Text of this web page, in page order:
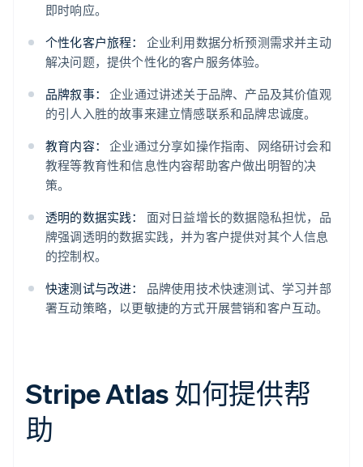
即时响应。
个性化客户旅程：
企业利用数据分析预测需求并主动
解决问题，提供个性化的客户服务体验。
品牌叙事：
企业通过讲述关于品牌、产品及其价值观
的引人入胜的故事来建立情感联系和品牌忠诚度。
教育内容：
企业通过分享如操作指南、网络研讨会和
教程等教育性和信息性内容帮助客户做出明智的决
策。
透明的数据实践：
面对日益增长的数据隐私担忧，品
牌强调透明的数据实践，并为客户提供对其个人信息
的控制权。
快速测试与改进：
品牌使用技术快速测试、学习并部
署互动策略，以更敏捷的方式开展营销和客户互动。
Stripe Atlas 如何提供帮
助